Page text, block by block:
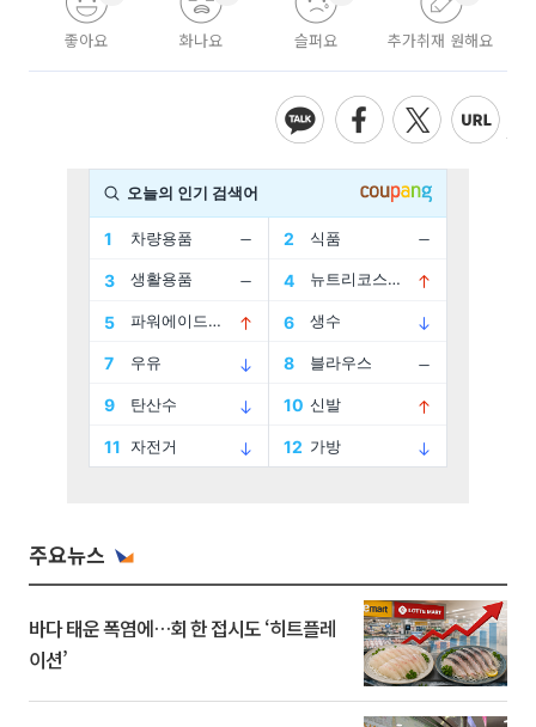
좋아요 화나요 슬퍼요 추가취재 원해요
주요뉴스
바다 태운 폭염에…회 한 접시도 ‘히트플레
이션’